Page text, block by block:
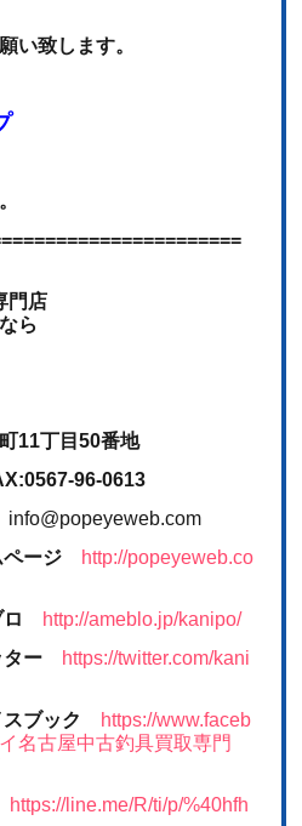
い致します。
門店
ら
11丁目50番地
96-0613
info@popeyeweb.com
ージ
http://popeyeweb.co
http://ameblo.jp/kanipo/
ター
https://twitter.com/kani
ブック
https://www.faceb
名古屋中古釣具買取専門
https://line.me/R/ti/p/%40hfh